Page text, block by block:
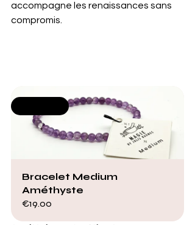
accompagne les renaissances sans
compromis.
Bracelet Medium
Améthyste
€19.00